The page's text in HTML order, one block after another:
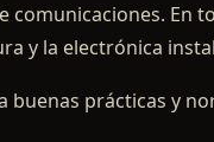
comunicaciones. En
y la electrónica
buenas prácticas y